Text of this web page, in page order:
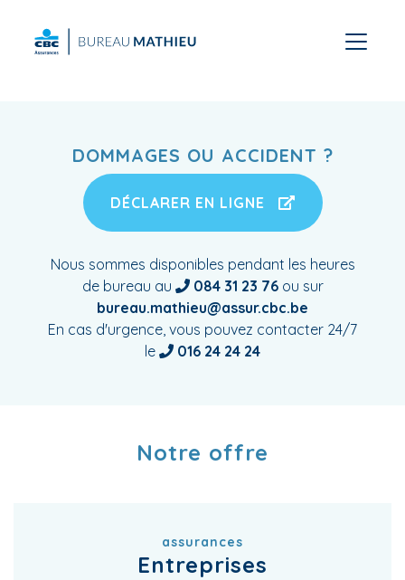
DOMMAGES OU ACCIDENT ?
DÉCLARER EN LIGNE
Nous sommes disponibles pendant les heures
de bureau au
084 31 23 76ou sur
bureau.mathieu@assur.cbc.be
En cas d'urgence, vous pouvez contacter 24/7
le
016 24 24 24
Notre offre
assurances
Entreprises